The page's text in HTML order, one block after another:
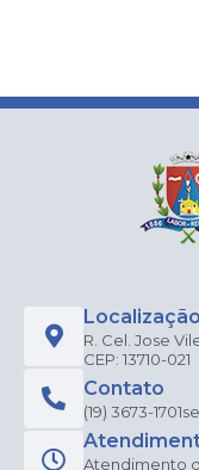
Localização
R. Cel. Jose
CEP: 13710-021
Contato
(19) 3673-1701
Atendimento